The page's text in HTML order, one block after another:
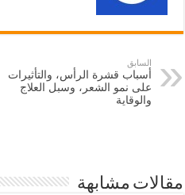
السابق
أسباب قشرة الرأس، والتأثيرات
على نمو الشعر، وسبل العلاج
والوقاية
مقالات مشابهة